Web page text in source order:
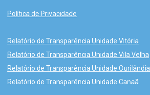
Política de Privacidade
Relatório de Transparência Unidade Vitória
Relatório de Transparência Unidade Vila Velha
Relatório de Transparência Unidade Ourilândia
Relatório de Transparência Unidade Canaã